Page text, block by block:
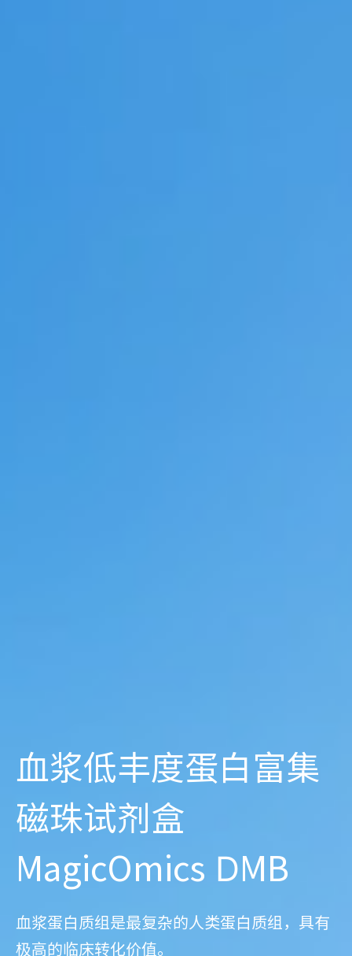
血浆低丰度蛋白富集
磁珠试剂盒
MagicOmics DMB
血浆蛋白质组是最复杂的人类蛋白质组，具有
极高的临床转化价值。